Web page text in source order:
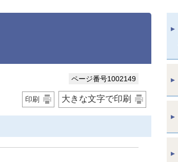
ページ番号1002149
印刷 大きな文字で印刷